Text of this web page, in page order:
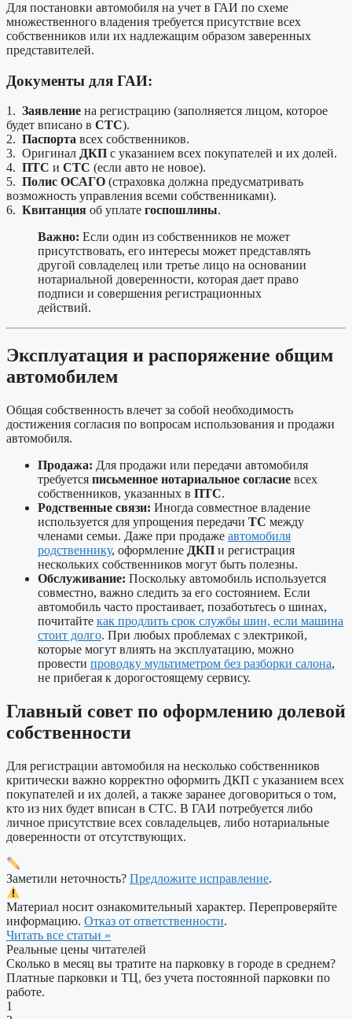
Для постановки автомобиля на учет в ГАИ по схеме
множественного владения требуется присутствие всех
собственников или их надлежащим образом заверенных
представителей.
Документы для ГАИ:
1. Заявление на регистрацию (заполняется лицом, которое
будет вписано в СТС).
2. Паспорта всех собственников.
3. Оригинал ДКП с указанием всех покупателей и их долей.
4. ПТС и СТС (если авто не новое).
5. Полис ОСАГО (страховка должна предусматривать
возможность управления всеми собственниками).
6. Квитанция об уплате госпошлины.
Важно: Если один из собственников не может
присутствовать, его интересы может представлять
другой совладелец или третье лицо на основании
нотариальной доверенности, которая дает право
подписи и совершения регистрационных
действий.
Эксплуатация и распоряжение общим
автомобилем
Общая собственность влечет за собой необходимость
достижения согласия по вопросам использования и продажи
автомобиля.
Продажа: Для продажи или передачи автомобиля
требуется письменное нотариальное согласие всех
собственников, указанных в ПТС.
Родственные связи: Иногда совместное владение
используется для упрощения передачи ТС между
членами семьи. Даже при продаже автомобиля
родственнику, оформление ДКП и регистрация
нескольких собственников могут быть полезны.
Обслуживание: Поскольку автомобиль используется
совместно, важно следить за его состоянием. Если
автомобиль часто простаивает, позаботьтесь о шинах,
почитайте как продлить срок службы шин, если машина
стоит долго. При любых проблемах с электрикой,
которые могут влиять на эксплуатацию, можно
провести проводку мультиметром без разборки салона,
не прибегая к дорогостоящему сервису.
Главный совет по оформлению долевой
собственности
Для регистрации автомобиля на несколько собственников
критически важно корректно оформить ДКП с указанием всех
покупателей и их долей, а также заранее договориться о том,
кто из них будет вписан в СТС. В ГАИ потребуется либо
личное присутствие всех совладельцев, либо нотариальные
доверенности от отсутствующих.
Заметили неточность? Предложите исправление.
Материал носит ознакомительный характер. Перепроверяйте
информацию. Отказ от ответственности.
Читать все статьи »
Реальные цены читателей
Сколько в месяц вы тратите на парковку в городе в среднем?
Платные парковки и ТЦ, без учета постоянной парковки по
работе.
1